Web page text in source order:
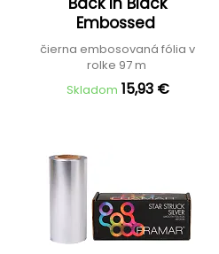
Embossed
čierna embosovaná fólia v
rolke 97 m
Skladom 15,93 €